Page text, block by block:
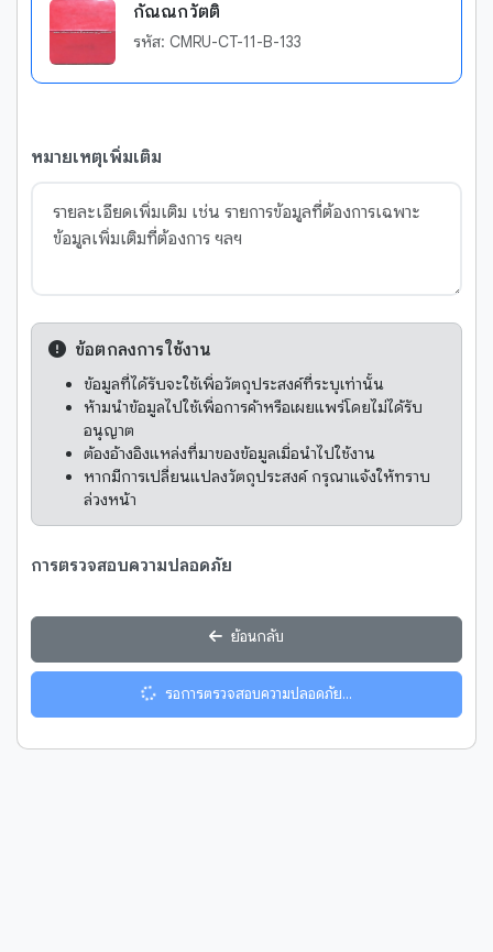
กัณณกวัตติ
รหัส: CMRU-CT-11-B-133
หมายเหตุเพิ่มเติม
ข้อตกลงการใช้งาน
ข้อมูลที่ได้รับจะใช้เพื่อวัตถุประสงค์ที่ระบุเท่านั้น
ห้ามนำข้อมูลไปใช้เพื่อการค้าหรือเผยแพร่โดยไม่ได้รับ
อนุญาต
ต้องอ้างอิงแหล่งที่มาของข้อมูลเมื่อนำไปใช้งาน
หากมีการเปลี่ยนแปลงวัตถุประสงค์ กรุณาแจ้งให้ทราบ
ล่วงหน้า
การตรวจสอบความปลอดภัย
ย้อนกลับ
รอการตรวจสอบความปลอดภัย...